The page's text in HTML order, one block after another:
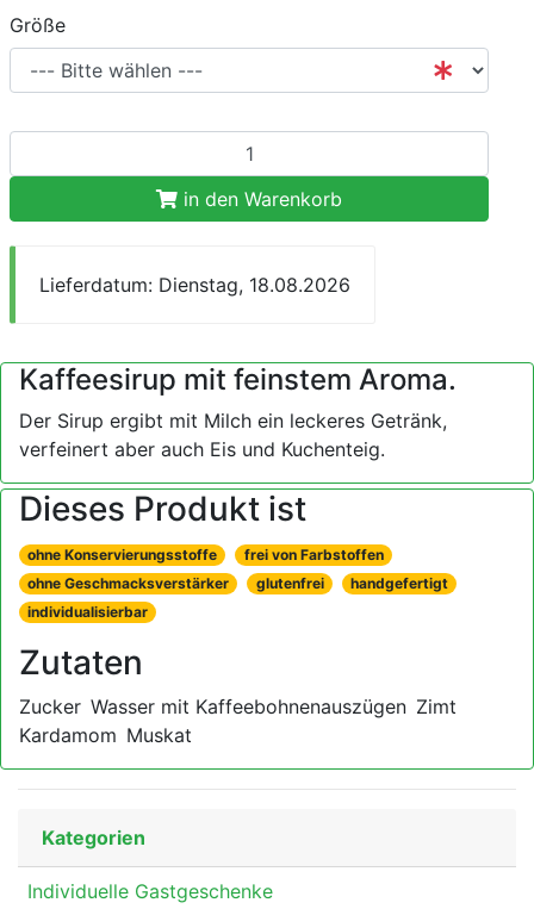
Größe
in den Warenkorb
Lieferdatum: Dienstag, 18.08.2026
Kaffeesirup mit feinstem Aroma.
Der Sirup ergibt mit Milch ein leckeres Getränk,
verfeinert aber auch Eis und Kuchenteig.
Dieses Produkt ist
ohne Konservierungsstoffe
frei von Farbstoffen
ohne Geschmacksverstärker
glutenfrei
handgefertigt
individualisierbar
Zutaten
Zucker Wasser mit Kaffeebohnenauszügen Zimt
Kardamom Muskat
Kategorien
Individuelle Gastgeschenke